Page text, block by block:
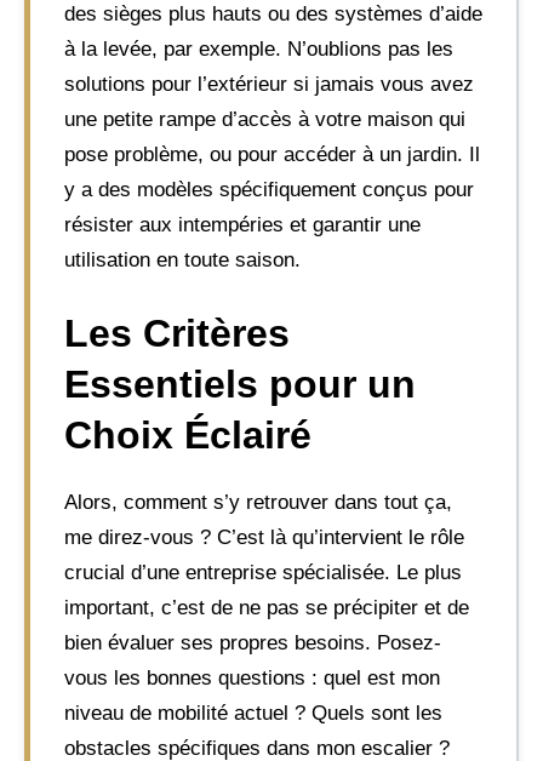
des sièges plus hauts ou des systèmes d’aide
à la levée, par exemple. N’oublions pas les
solutions pour l’extérieur si jamais vous avez
une petite rampe d’accès à votre maison qui
pose problème, ou pour accéder à un jardin. Il
y a des modèles spécifiquement conçus pour
résister aux intempéries et garantir une
utilisation en toute saison.
Les Critères
Essentiels pour un
Choix Éclairé
Alors, comment s’y retrouver dans tout ça,
me direz-vous ? C’est là qu’intervient le rôle
crucial d’une entreprise spécialisée. Le plus
important, c’est de ne pas se précipiter et de
bien évaluer ses propres besoins. Posez-
vous les bonnes questions : quel est mon
niveau de mobilité actuel ? Quels sont les
obstacles spécifiques dans mon escalier ?